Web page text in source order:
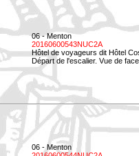
06 - Menton
20160600543NUC2A
Hôtel de voyageurs dit Hôtel
Départ de l'escalier. Vue de
06 - Menton